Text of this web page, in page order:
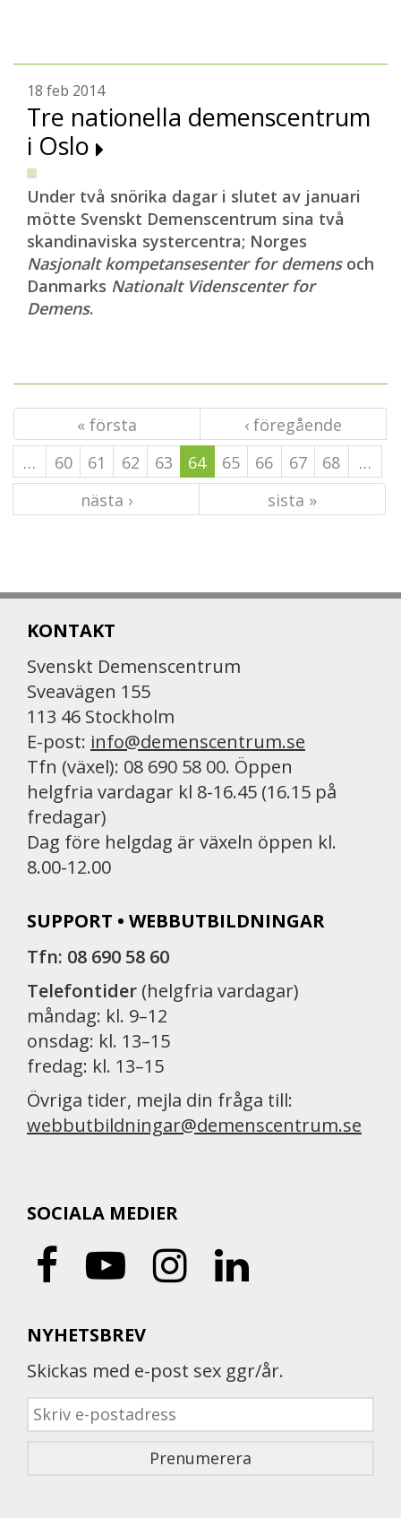
18 feb 2014
Tre nationella demenscentrum
i Oslo
Under två snörika dagar i slutet av januari
mötte Svenskt Demenscentrum sina två
skandinaviska systercentra; Norges
Nasjonalt kompetansesenter for demensoch
Danmarks Nationalt Videnscenter for
Demens.
« första
‹ föregående
…
60 61 62 63 64 65 66 67 68
…
nästa ›
sista »
KONTAKT
Svenskt Demenscentrum
Sveavägen 155
113 46 Stockholm
E-post: info@demenscentrum.se
Tfn (växel): 08 690 58 00. Öppen
helgfria vardagar kl 8-16.45 (16.15 på
fredagar)
Dag före helgdag är växeln öppen kl.
8.00-12.00
SUPPORT • WEBBUTBILDNINGAR
Tfn: 08 690 58 60
Telefontider (helgfria vardagar)
måndag: kl. 9–12
onsdag: kl. 13–15
fredag: kl. 13–15
Övriga tider, mejla din fråga till:
webbutbildningar@demenscentrum.se
SOCIALA MEDIER
NYHETSBREV
Skickas med e-post sex ggr/år.